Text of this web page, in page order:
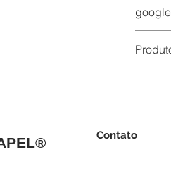
Vai
Contato